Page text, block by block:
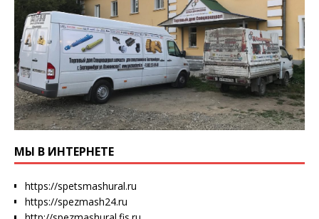
МЫ В ИНТЕРНЕТЕ
https://spetsmashural.ru
https://spezmash24.ru